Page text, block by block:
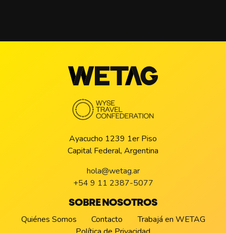
Ayacucho 1239 1er Piso
Capital Federal, Argentina
hola@wetag.ar
+54 9 11 2387-5077
SOBRE NOSOTROS
Quiénes Somos Contacto
Trabajá en WETAG